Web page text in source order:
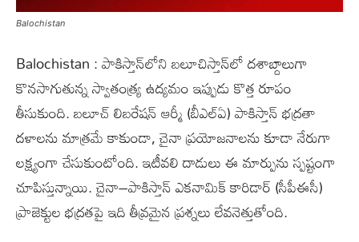
Balochistan
Balochistan : పాకిస్తాన్‌లోని బలూచిస్తాన్‌లో దశాబ్దాలుగా
కొనసాగుతున్న స్వాతంత్య్ర ఉద్యమం ఇప్పుడు కొత్త రూపం
తీసుకుంది. బలూచ్‌ లిబరేషన్‌ ఆర్మీ (బీఎల్‌ఏ) పాకిస్తాన్‌ భద్రతా
దళాలను మాత్రమే కాకుండా, చైనా ప్రయోజనాలను కూడా నేరుగా
లక్ష్యంగా చేసుకుంటోంది. ఇటీవలి దాడులు ఈ మార్పును స్పష్టంగా
చూపిస్తున్నాయి. చైనా–పాకిస్తాన్‌ ఎకనామిక్‌ కారిడార్‌ (సీపీఈసీ)
ప్రాజెక్టుల భద్రతపై ఇది తీవ్రమైన ప్రశ్నలు లేవనెత్తుతోంది.